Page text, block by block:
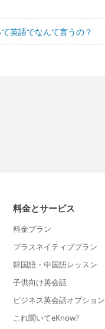
英語でなんて言うの？
料金とサービス
料金プラン
プラスネイティブプラン
韓国語・中国語レッスン
子供向け英会話
ビジネス英会話オプション
これ聞いてeKnow?